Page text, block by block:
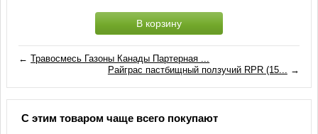
В корзину
←Травосмесь Газоны Канады Партерная ...
Райграс пастбищный ползучий RPR (15... →
С этим товаром чаще всего покупают